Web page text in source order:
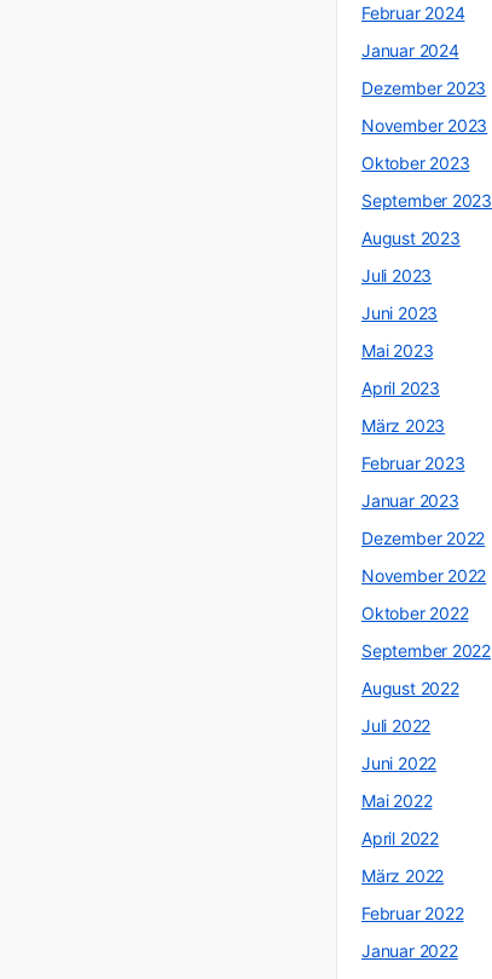
Februar 2024
Januar 2024
Dezember 2023
November 2023
Oktober 2023
September 2023
August 2023
Juli 2023
Juni 2023
Mai 2023
April 2023
März 2023
Februar 2023
Januar 2023
Dezember 2022
November 2022
Oktober 2022
September 2022
August 2022
Juli 2022
Juni 2022
Mai 2022
April 2022
März 2022
Februar 2022
Januar 2022